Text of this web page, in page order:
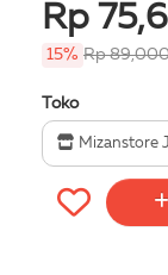
Rp
15% Rp
Toko
Mizanstore